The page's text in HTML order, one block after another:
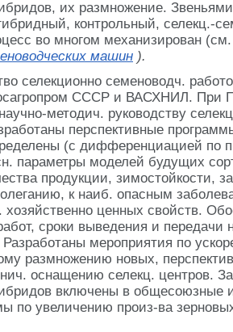
их размножение.
контрольный, селекц.-
во многом механизирован
машин ).
селекционно семеноводч.
СССР и ВАСХНИЛ. При
методич. руководству
перспективные
(с дифференциацией по
параметры моделей будущих
продукции, зимостойкости,
к наиб. опасным
хозяйственно ценных свойств.
сроки выведения и передачи
мероприятия по
размножению новых,
оснащению селекц. центров.
включены в общесоюзные
по увеличению произ-ва